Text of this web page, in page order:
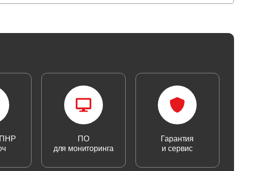
ПНР
ПО
для мониторинга
Гарантия
и сервис